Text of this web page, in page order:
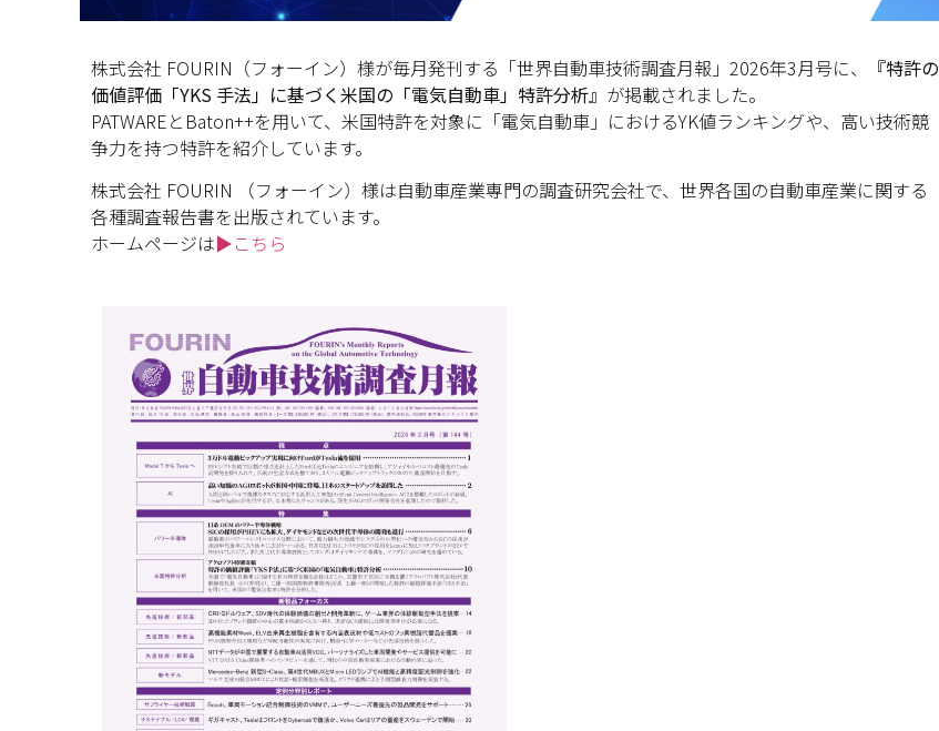
株式会社 FOURIN（フォーイン）様が毎月発刊する「世界自動車技術調査月報」2026年3月号に、
『特許の
価値評価「YKS 手法」に基づく米国の「電気自動車」特許分析』 が掲載されました。
PATWAREとBaton++を用いて、米国特許を対象に「電気自動車」におけるYK値ランキングや、高い技術競
争力を持つ特許を紹介しています。
株式会社 FOURIN （フォーイン）様は自動車産業専門の調査研究会社で、世界各国の自動車産業に関する
各種調査報告書を出版されています。
ホームページは▶こちら